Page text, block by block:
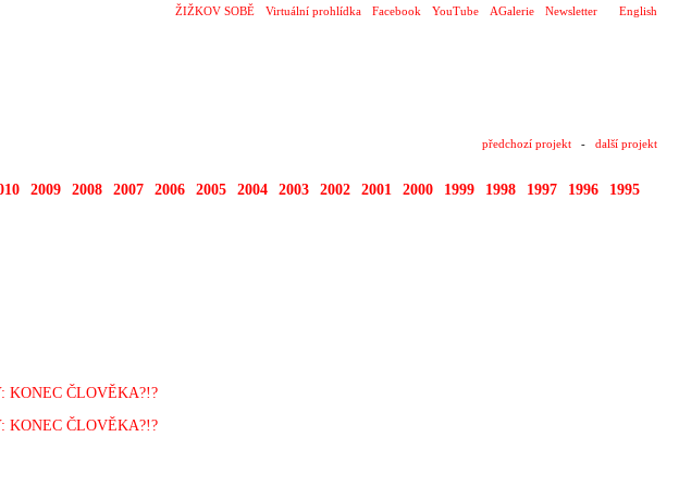
English
ŽIŽKOV SOBĚ Virtuální prohlídka Facebook YouTube AGalerie Newsletter
předchozí projekt - další projekt
2009 2008 2007 2006 2005 2004 2003 2002 2001 2000 1999 1998 1997 1996 1995
KONEC ČLOVĚKA?!?
KONEC ČLOVĚKA?!?